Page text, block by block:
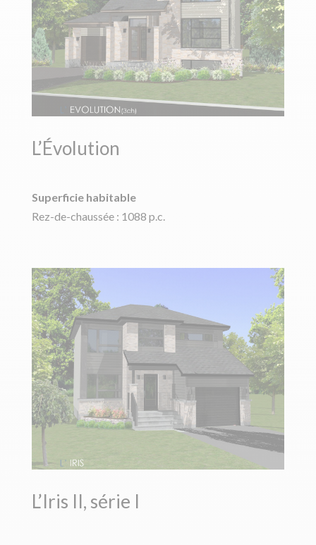
L’Évolution
Superficie habitable
Rez-de-chaussée : 1088 p.c.
L’Iris II, série I